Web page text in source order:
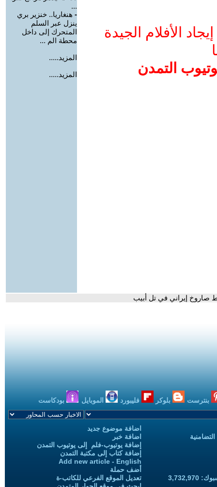
الأفلام الجيدة
التمدن
...
- هنغاريا.. خنزير بري
ينزل عبر السلم
المتحرك إلى داخل
محطة الم ...
المزيد.....
المزيد.....
صاروخ إيراني في تل أبيب
بنترست بلوكر فليبورد الموبايل بودكاست
اضافة موضوع جديد
اضافة خبر
إضافة يوتيوب-فلم إلى يوتيوب التمدن
إضافة كتاب إلى مكتبة التمدن
Add new article - English
أضف حملة
تعديل الموقع الفرعي للكاتب-ة